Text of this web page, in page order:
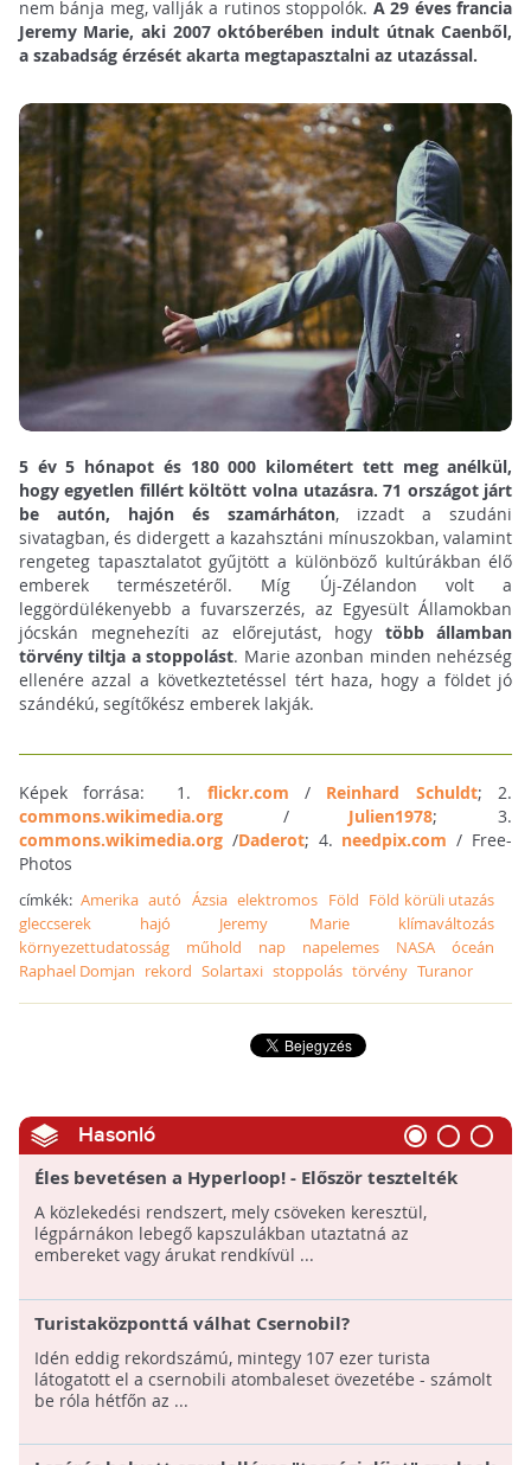
nem bánja meg, vallják a rutinos stoppolók. A 29 éves francia
Jeremy Marie, aki 2007 októberében indult útnak Caenből,
a szabadság érzését akarta megtapasztalni az utazással.
5 év 5 hónapot és 180 000 kilométert tett meg anélkül,
hogy egyetlen fillért költött volna utazásra. 71 országot járt
be autón, hajón és szamárháton, izzadt a szudáni
sivatagban, és didergett a kazahsztáni mínuszokban, valamint
rengeteg tapasztalatot gyűjtött a különböző kultúrákban élő
emberek természetéről. Míg Új-Zélandon volt a
leggördülékenyebb a fuvarszerzés, az Egyesült Államokban
jócskán megnehezíti az előrejutást, hogy több államban
törvény tiltja a stoppolást. Marie azonban minden nehézség
ellenére azzal a következtetéssel tért haza, hogy a földet jó
szándékú, segítőkész emberek lakják.
Képek forrása: 1. flickr.com / Reinhard Schuldt; 2.
commons.wikimedia.org/ Julien1978; 3.
commons.wikimedia.org/Daderot; 4. needpix.com / Free-
Photos
címkék: Amerika autó Ázsia elektromos Föld Föld körüli utazás
gleccserek
hajó Jeremy Marie
klímaváltozás
környezettudatosság
műhold nap napelemes NASA
óceán
Raphael Domjan rekord Solartaxi stoppolás törvény Turanor
Hasonló
Éles bevetésen a Hyperloop! - Először tesztelték
utasokkal a futurisztikus közlekedési rendszert
A közlekedési rendszert, mely csöveken keresztül,
légpárnákon lebegő kapszulákban utaztatná az
embereket vagy árukat rendkívül ...
Turistaközponttá válhat Csernobil?
Idén eddig rekordszámú, mintegy 107 ezer turista
látogatott el a csernobili atombaleset övezetébe - számolt
be róla hétfőn az ...